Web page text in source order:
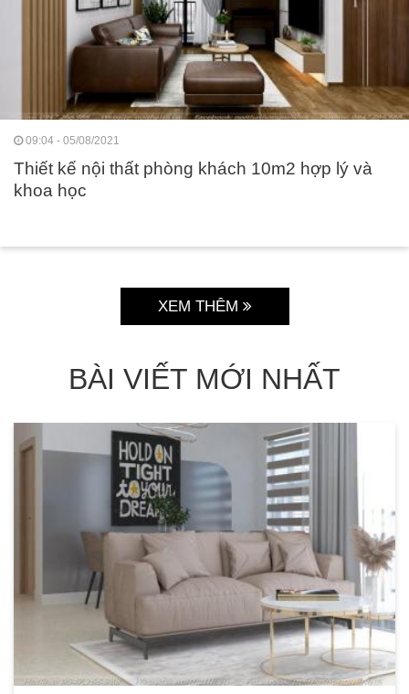
09:04 - 05/08/2021
Thiết kế nội thất phòng khách 10m2 hợp lý và
khoa học
XEM THÊM
BÀI VIẾT MỚI NHẤT